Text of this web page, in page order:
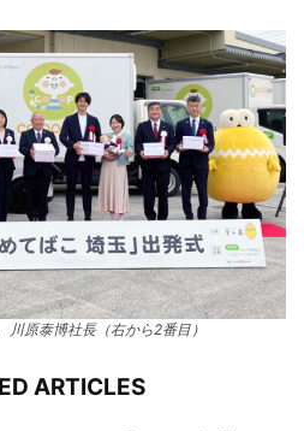
原泰博社長（右から2番目）
ARTICLES